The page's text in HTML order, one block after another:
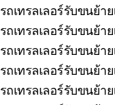
เทรลเลอร์รับขนย้า
เทรลเลอร์รับขนย้า
เทรลเลอร์รับขนย้า
เทรลเลอร์รับขนย้า
เทรลเลอร์รับขนย้า